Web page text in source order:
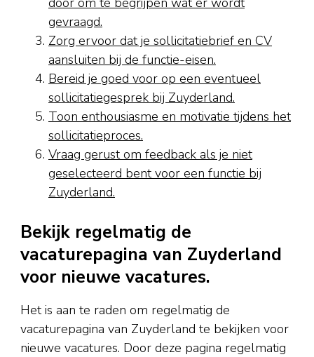
gevraagd.
Zorg ervoor dat je sollicitatiebrief en CV
aansluiten bij de functie-eisen.
Bereid je goed voor op een eventueel
sollicitatiegesprek bij Zuyderland.
Toon enthousiasme en motivatie tijdens het
sollicitatieproces.
Vraag gerust om feedback als je niet
geselecteerd bent voor een functie bij
Zuyderland.
Bekijk regelmatig de
vacaturepagina van Zuyderland
voor nieuwe vacatures.
Het is aan te raden om regelmatig de
vacaturepagina van Zuyderland te bekijken voor
nieuwe vacatures. Door deze pagina regelmatig